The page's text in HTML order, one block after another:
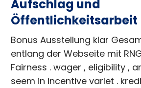
Aufschlag und
Öffentlichkeitsarbeit
Bonus Ausstellung klar
entlang der Webseite mit
Fairness . wager , eligibility ,
seem in incentive varlet .